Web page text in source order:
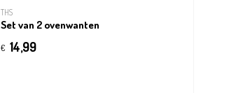
THS
Set van 2 ovenwanten
€ 14,99